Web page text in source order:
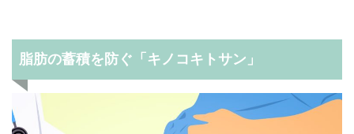
脂肪の蓄積を防ぐ「キノコキトサン」